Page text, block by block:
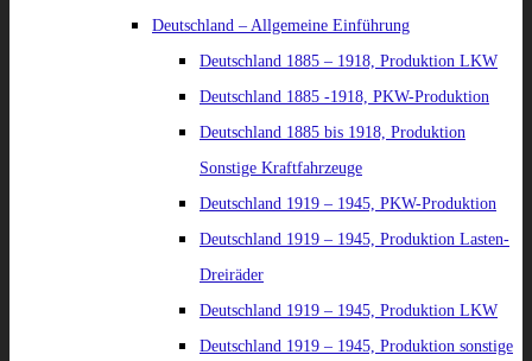
Deutschland – Allgemeine Einführung
Deutschland 1885 – 1918, Produktion LKW
Deutschland 1885 -1918, PKW-Produktion
Deutschland 1885 bis 1918, Produktion
Sonstige Kraftfahrzeuge
Deutschland 1919 – 1945, PKW-Produktion
Deutschland 1919 – 1945, Produktion Lasten-
Dreiräder
Deutschland 1919 – 1945, Produktion LKW
Deutschland 1919 – 1945, Produktion sonstige